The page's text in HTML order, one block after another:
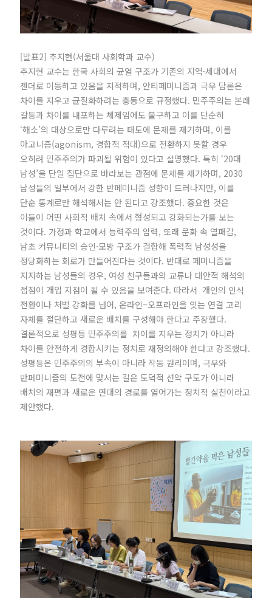
[발표2] 추지현(서울대 사회학과 교수)
추지현 교수는 한국 사회의 균열 구조가 기존의 지역·세대에서
젠더로 이동하고 있음을 지적하며, 안티페미니즘과 극우 담론은
차이를 지우고 균질화하려는 충동으로 규정했다. 민주주의는 본래
갈등과 차이를 내포하는 체제임에도 불구하고 이를 단순히
‘해소’의 대상으로만 다루려는 태도에 문제를 제기하며, 이를
아고니즘(agonism, 경합적 적대)으로 전환하지 못할 경우
오히려 민주주의가 파괴될 위험이 있다고 설명했다. 특히 ‘20대
남성’을 단일 집단으로 바라보는 관점에 문제를 제기하며, 2030
남성들의 일부에서 강한 반페미니즘 성향이 드러나지만, 이를
단순 통계로만 해석해서는 안 된다고 강조했다. 중요한 것은
이들이 어떤 사회적 배치 속에서 형성되고 강화되는가를 보는
것이다. 가정과 학교에서 능력주의 압력, 또래 문화 속 열패감,
남초 커뮤니티의 승인·모방 구조가 결합해 폭력적 남성성을
정당화하는 회로가 만들어진다는 것이다. 반대로 페미니즘을
지지하는 남성들의 경우, 여성 친구들과의 교류나 대안적 해석의
접점이 개입 지점이 될 수 있음을 보여준다. 따라서 개인의 인식
전환이나 처벌 강화를 넘어, 온라인–오프라인을 잇는 연결 고리
자체를 절단하고 새로운 배치를 구성해야 한다고 주장했다.
결론적으로 성평등 민주주의를 차이를 지우는 정치가 아니라
차이를 안전하게 경합시키는 정치로 재정의해야 한다고 강조했다.
성평등은 민주주의의 부속이 아니라 작동 원리이며, 극우와
반페미니즘의 도전에 맞서는 길은 도덕적 선악 구도가 아니라
배치의 재편과 새로운 연대의 경로를 열어가는 정치적 실천이라고
제안했다.